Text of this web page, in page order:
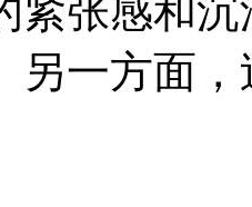
紧张感和
另一方面